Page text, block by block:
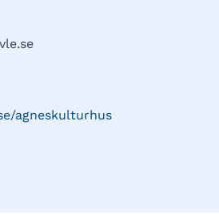
agneskulturhus